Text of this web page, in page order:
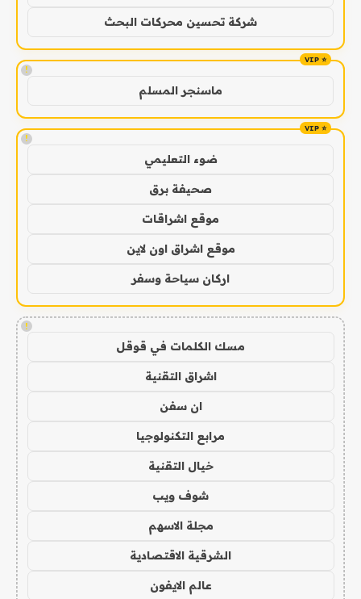
شركة تحسين محركات البحث
!
ماسنجر المسلم
!
ضوء التعليمي
صحيفة برق
موقع اشراقات
موقع اشراق اون لاين
اركان سياحة وسفر
!
مسك الكلمات في قوقل
اشراق التقنية
ان سفن
مرابع التكنولوجيا
خيال التقنية
شوف ويب
مجلة الاسهم
الشرقية الاقتصادية
عالم الايفون